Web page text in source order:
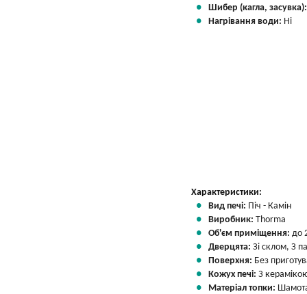
Шибер (кагла,
Нагрівання води: Ні
Характеристики:
Вид печі: Піч - Камін
Виробник: Thorma
Об'єм приміщення: до
Дверцята: Зі склом, З
Поверхня: Без
Кожух печі: З
Матеріал топки: